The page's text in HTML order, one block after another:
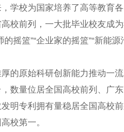
学校为国家培养了高等教育
校前列，一大批毕业校友成
的摇篮”“企业家的摇篮”“新能
的原始科研创新能力推动一
数量位居全国高校前列、广
明专利拥有量稳居全国高校
校第一。